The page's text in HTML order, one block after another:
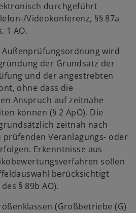
durchgeführt
Videokonferenz, §§ 87a
1 AO.
Außenprüfungsordnung wird
der Grundsatz der
und der angestrebten
ohne dass die
Anspruch auf zeitnahe
können (§ 2 ApO). Die
zeitnah nach
Veranlagungs- oder
Erkenntnisse aus
sollen
berücksichtigt
§ 89b AO).
(Großbetriebe (G)